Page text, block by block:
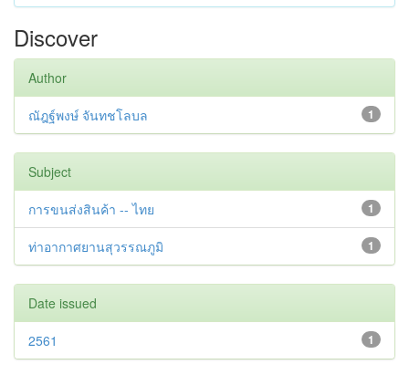
Discover
Author
1
ณัฎฐ์พงษ์ จันทชโลบล
Subject
1
การขนส่งสินค้า -- ไทย
1
ท่าอากาศยานสุวรรณภูมิ
Date issued
1
2561